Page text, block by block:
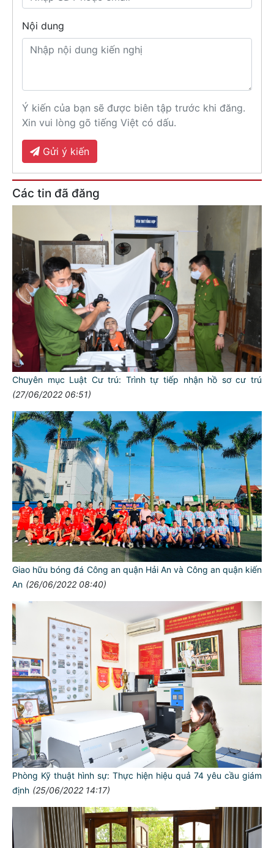
Nội dung
Ý kiến của bạn sẽ được biên tập trước khi đăng.
Xin vui lòng gõ tiếng Việt có dấu.
Gửi ý kiến
Các tin đã đăng
Chuyên mục Luật Cư trú: Trình tự tiếp nhận hồ sơ cư trú
(27/06/2022 06:51)
Giao hữu bóng đá Công an quận Hải An và Công an quận kiến
An (26/06/2022 08:40)
Phòng Kỹ thuật hình sự: Thực hiện hiệu quả 74 yêu cầu giám
định (25/06/2022 14:17)